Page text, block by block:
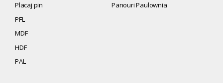
Placaj pin
PFL
MDF
HDF
PAL
Panouri Paulownia